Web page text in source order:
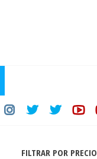
FILTRAR POR PRECIO